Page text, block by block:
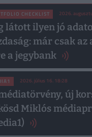
CHECKLIST 2026.
látott ilyen jó
már csak az
a jegybank
2026. július 16. 18:28
új
Miklós